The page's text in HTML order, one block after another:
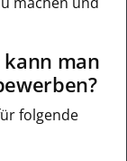
man
folgende